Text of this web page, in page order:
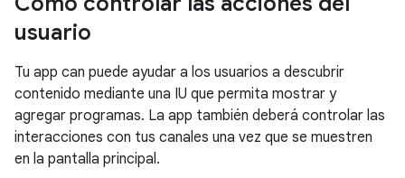
usuario
Tu app can puede ayudar a los usuarios a descubrir
contenido mediante una IU que permita mostrar y
agregar programas. La app también deberá controlar las
interacciones con tus canales una vez que se muestren
en la pantalla principal.